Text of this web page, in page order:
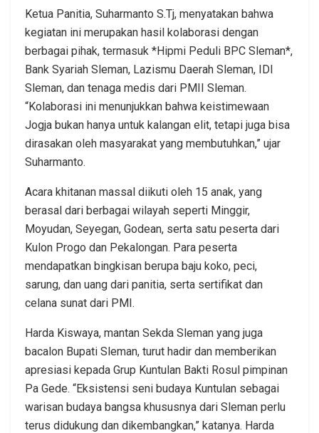
Ketua Panitia, Suharmanto S.Tj, menyatakan bahwa
kegiatan ini merupakan hasil kolaborasi dengan
berbagai pihak, termasuk *Hipmi Peduli BPC Sleman*,
Bank Syariah Sleman, Lazismu Daerah Sleman, IDI
Sleman, dan tenaga medis dari PMII Sleman.
“Kolaborasi ini menunjukkan bahwa keistimewaan
Jogja bukan hanya untuk kalangan elit, tetapi juga bisa
dirasakan oleh masyarakat yang membutuhkan,” ujar
Suharmanto.
Acara khitanan massal diikuti oleh 15 anak, yang
berasal dari berbagai wilayah seperti Minggir,
Moyudan, Seyegan, Godean, serta satu peserta dari
Kulon Progo dan Pekalongan. Para peserta
mendapatkan bingkisan berupa baju koko, peci,
sarung, dan uang dari panitia, serta sertifikat dan
celana sunat dari PMI.
Harda Kiswaya, mantan Sekda Sleman yang juga
bacalon Bupati Sleman, turut hadir dan memberikan
apresiasi kepada Grup Kuntulan Bakti Rosul pimpinan
Pa Gede. “Eksistensi seni budaya Kuntulan sebagai
warisan budaya bangsa khususnya dari Sleman perlu
terus didukung dan dikembangkan,” katanya. Harda